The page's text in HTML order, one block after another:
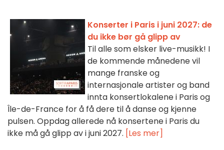
Konserter i Paris i juni 2027: de
du ikke bør gå glipp av
Til alle som elsker live-musikk! I
de kommende månedene vil
mange franske og
internasjonale artister og band
innta konsertlokalene i Paris og
Île-de-France for å få dere til å danse og kjenne
pulsen. Oppdag allerede nå konsertene i Paris du
ikke må gå glipp av i juni 2027. [Les mer]